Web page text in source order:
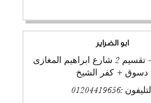
ابو الضراير
كفر الشيخ - تقسيم 2 شارع ابراهيم المغازى
دسوق + كفر الشيخ
التليفون :01204419656